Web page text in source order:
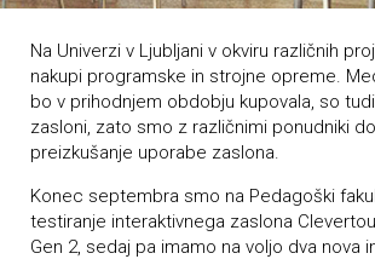
Na Univerzi v Ljubljani v okviru različnih
nakupi programske in strojne opreme.
bo v prihodnjem obdobju kupovala, so
zasloni, zato smo z različnimi ponudniki
preizkušanje uporabe zaslona.
Konec septembra smo na Pedagoški
testiranje interaktivnega zaslona
Gen 2, sedaj pa imamo na voljo dva nova